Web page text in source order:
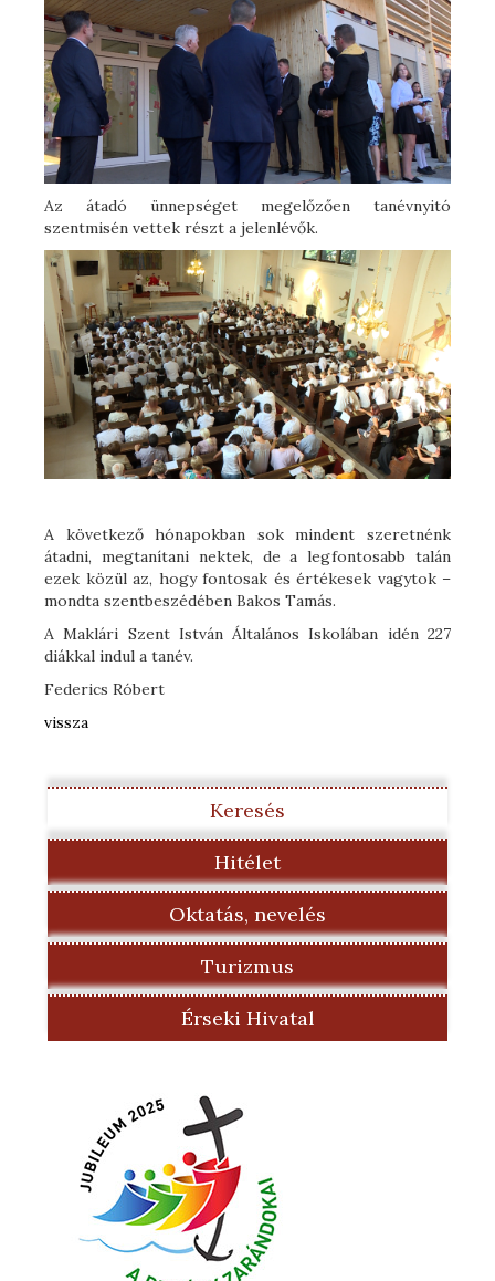
Az átadó ünnepséget megelőzően tanévnyitó
szentmisén vettek részt a jelenlévők.
A következő hónapokban sok mindent szeretnénk
átadni, megtanítani nektek, de a legfontosabb talán
ezek közül az, hogy fontosak és értékesek vagytok –
mondta szentbeszédében Bakos Tamás.
A Maklári Szent István Általános Iskolában idén 227
diákkal indul a tanév.
Federics Róbert
vissza
Keresés
Hitélet
Oktatás, nevelés
Turizmus
Érseki Hivatal